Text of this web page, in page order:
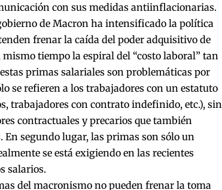
con sus medidas antiinflacionarias.
de Macron ha intensificado la política
frenar la caída del poder adquisitivo de
tiempo la espiral del “costo laboral” tan
primas salariales son problemáticas por
se refieren a los trabajadores con un estatuto
trabajadores con contrato indefinido, etc.), sin
contractuales y precarios que también
segundo lugar, las primas son sólo un
se está exigiendo en las recientes
salarios.
del macronismo no pueden frenar la toma